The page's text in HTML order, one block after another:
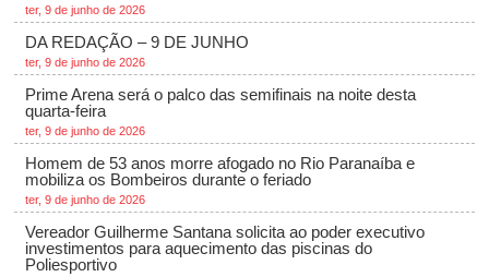
ter, 9 de junho de 2026
DA REDAÇÃO – 9 DE JUNHO
ter, 9 de junho de 2026
Prime Arena será o palco das semifinais na noite desta
quarta-feira
ter, 9 de junho de 2026
Homem de 53 anos morre afogado no Rio Paranaíba e
mobiliza os Bombeiros durante o feriado
ter, 9 de junho de 2026
Vereador Guilherme Santana solicita ao poder executivo
investimentos para aquecimento das piscinas do
Poliesportivo